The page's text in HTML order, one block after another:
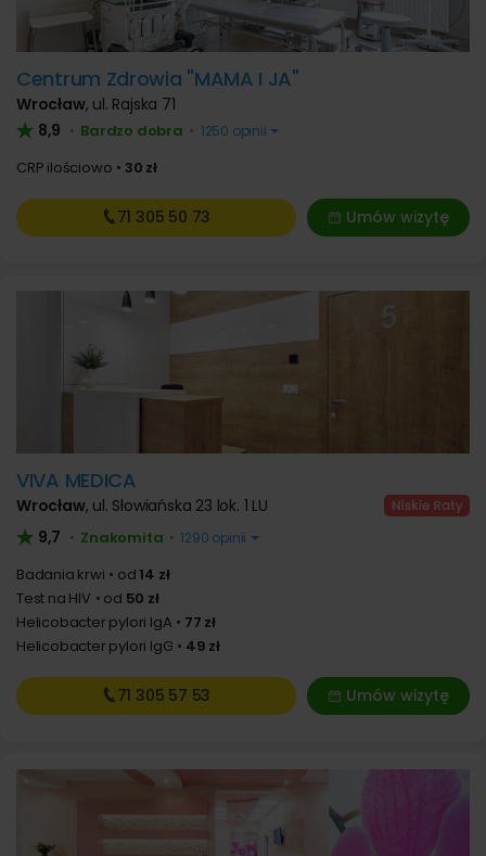
Centrum Zdrowia "MAMA I JA"
Wrocław, ul. Rajska 71
8,9 • Bardzo dobra • 1250 opinii
CRP ilościowo 30 zł
Umów wizytę
71 305 50 73
VIVA MEDICA
Wrocław, ul. Słowiańska 23 lok. 1 LU
9,7 • Znakomita • 1290 opinii
Badania krwi od14 zł
Test na HIV
od 50 zł
Helicobacter pylori IgA
77 zł
Helicobacter pylori IgG
49 zł
Umów wizytę
71 305 57 53